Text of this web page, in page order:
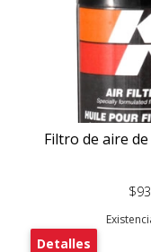
Filtro de aire
Detalles